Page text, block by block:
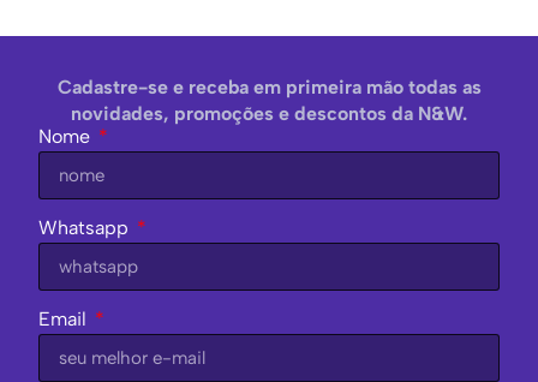
Cadastre-se e receba em primeira mão todas as
novidades, promoções e descontos da N&W.
Nome
Whatsapp
Email